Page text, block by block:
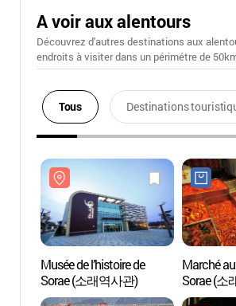
A voir aux alentours
Découvrez d'autres destinations aux
endroits à visiter dans un périmétre de
Tous Destinations
Musée de l’histoire de
Sorae (소래역사관)
Marché
Sorae (소
어시장)